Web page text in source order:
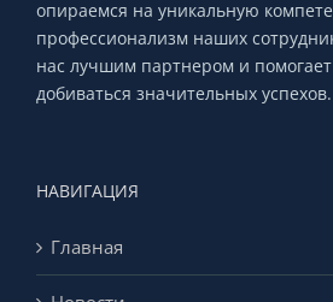
добиваться значительных успехов.
НАВИГАЦИЯ
Публикации